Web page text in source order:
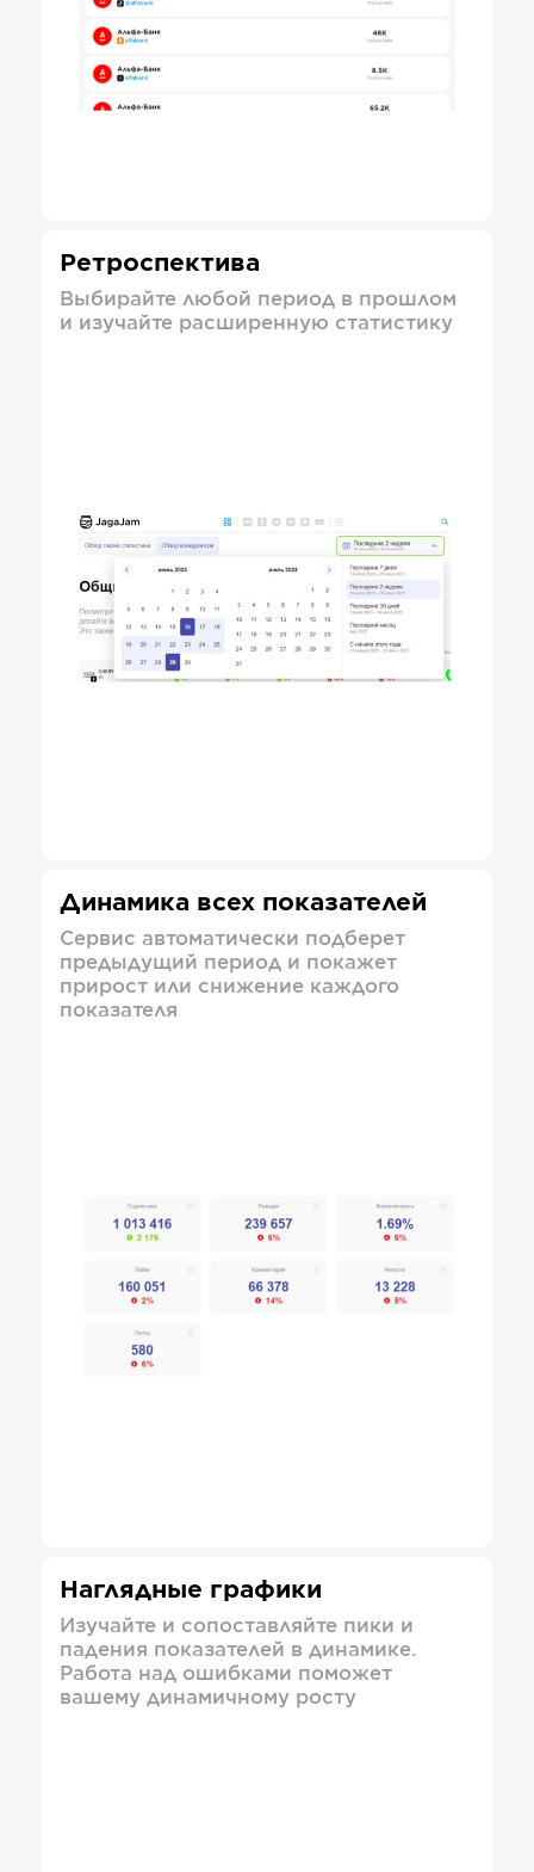
Ретроспектива
Выбирайте любой период в прошлом
и изучайте расширенную статистику
Динамика всех показателей
Сервис автоматически подберет
предыдущий период и покажет
прирост или снижение каждого
показателя
Наглядные графики
Изучайте и сопоставляйте пики и
падения показателей в динамике.
Работа над ошибками поможет
вашему динамичному росту